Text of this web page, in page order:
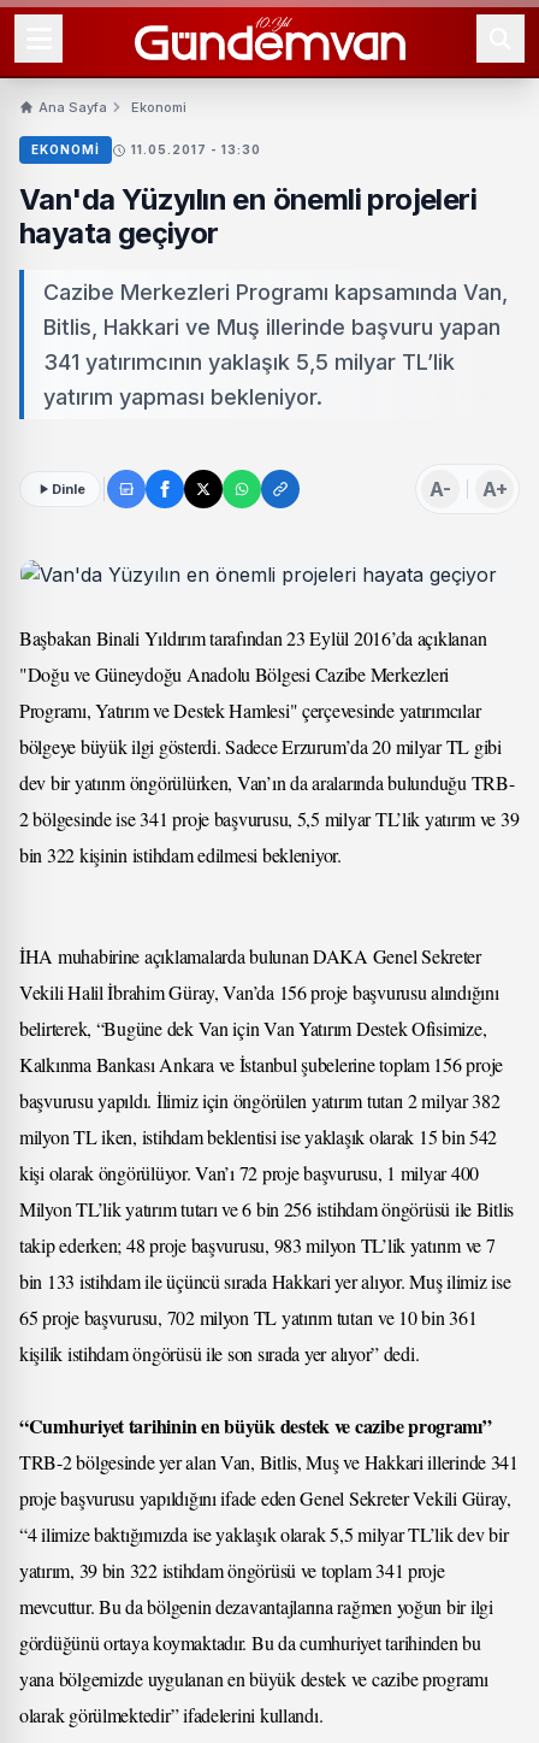
Ana Sayfa Ekonomi
EKONOMI 11.05.2017 - 13:30
Van'da Yüzyılın en önemli projeleri
hayata geçiyor
Cazibe Merkezleri Programı kapsamında Van,
Bitlis, Hakkari ve Muş illerinde başvuru yapan
341 yatırımcının yaklaşık 5,5 milyar TL’lik
yatırım yapması bekleniyor.
Dinle A- A+
Başbakan Binali Yıldırım tarafından 23 Eylül 2016’da açıklanan
"Doğu ve Güneydoğu Anadolu Bölgesi Cazibe Merkezleri
Programı, Yatırım ve Destek Hamlesi" çerçevesinde yatırımcılar
bölgeye büyük ilgi gösterdi. Sadece Erzurum’da 20 milyar TL gibi
dev bir yatırım öngörülürken, Van’ın da aralarında bulunduğu TRB-
2 bölgesinde ise 341 proje başvurusu, 5,5 milyar TL’lik yatırım ve 39
bin 322 kişinin istihdam edilmesi bekleniyor.
İHA muhabirine açıklamalarda bulunan DAKA Genel Sekreter
Vekili Halil İbrahim Güray, Van’da 156 proje başvurusu alındığını
belirterek, “Bugüne dek Van için Van Yatırım Destek Ofisimize,
Kalkınma Bankası Ankara ve İstanbul şubelerine toplam 156 proje
başvurusu yapıldı. İlimiz için öngörülen yatırım tutarı 2 milyar 382
milyon TL iken, istihdam beklentisi ise yaklaşık olarak 15 bin 542
kişi olarak öngörülüyor. Van’ı 72 proje başvurusu, 1 milyar 400
Milyon TL’lik yatırım tutarı ve 6 bin 256 istihdam öngörüsü ile Bitlis
takip ederken; 48 proje başvurusu, 983 milyon TL’lik yatırım ve 7
bin 133 istihdam ile üçüncü sırada Hakkari yer alıyor. Muş ilimiz ise
65 proje başvurusu, 702 milyon TL yatırım tutarı ve 10 bin 361
kişilik istihdam öngörüsü ile son sırada yer alıyor” dedi.
“Cumhuriyet tarihinin en büyük destek ve cazibe programı”
TRB-2 bölgesinde yer alan Van, Bitlis, Muş ve Hakkari illerinde 341
proje başvurusu yapıldığını ifade eden Genel Sekreter Vekili Güray,
“4 ilimize baktığımızda ise yaklaşık olarak 5,5 milyar TL’lik dev bir
yatırım, 39 bin 322 istihdam öngörüsü ve toplam 341 proje
mevcuttur. Bu da bölgenin dezavantajlarına rağmen yoğun bir ilgi
gördüğünü ortaya koymaktadır. Bu da cumhuriyet tarihinden bu
yana bölgemizde uygulanan en büyük destek ve cazibe programı
olarak görülmektedir” ifadelerini kullandı.